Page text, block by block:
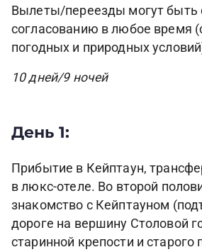
Вылеты/переезды могут быть
согласованию в любое время
погодных и природных
10 дней/9 ночей
День 1:
Прибытие в Кейптаун,
в люкс-отеле. Во второй
знакомство с Кейптауном
дороге на вершину Столовой
старинной крепости и старого